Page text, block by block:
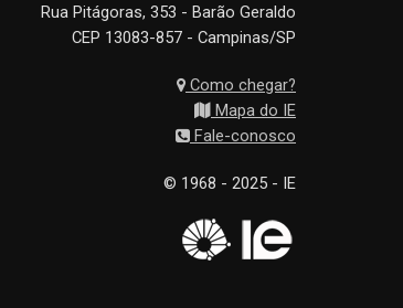
Rua Pitágoras, 353 - Barão Geraldo
CEP 13083-857 - Campinas/SP
Como chegar?
Mapa do IE
Fale-conosco
© 1968 - 2025 - IE